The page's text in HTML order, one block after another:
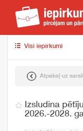
Visi iepirkumi
Atpakaļ uz
Izsludina
2026.-2028.